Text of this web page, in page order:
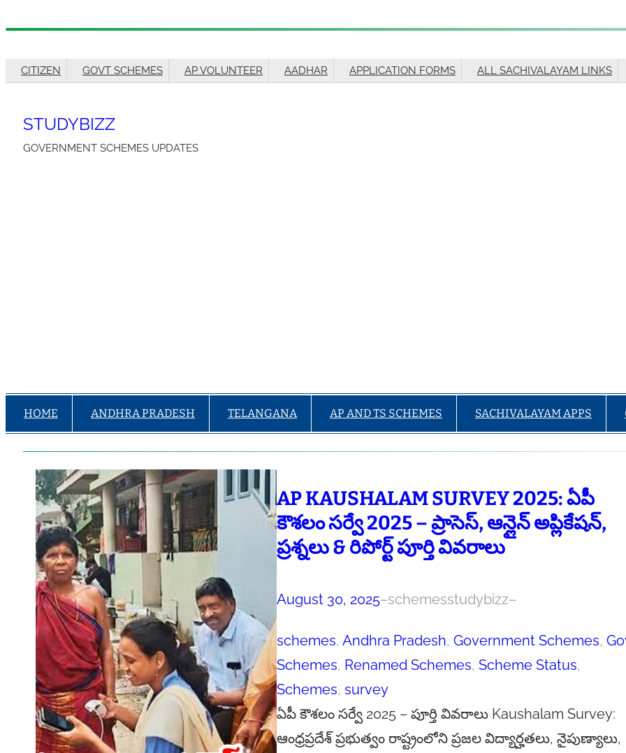
CITIZEN GOVT SCHEMES AP VOLUNTEER AADHAR APPLICATION FORMS ALL SACHIVALAYAM LINKS
STUDYBIZZ
GOVERNMENT SCHEMES UPDATES
HOME ANDHRA PRADESH TELANGANA AP AND TS SCHEMES SACHIVALAYAM APPS
AP KAUSHALAM SURVEY 2025: ఏపీ
కౌశలం సర్వే 2025 – ప్రాసెస్, ఆన్లైన్ అప్లికేషన్,
ప్రశ్నలు & రిపోర్ట్ పూర్తి వివరాలు
August 30, 2025–schemesstudybizz–
schemes, Andhra Pradesh, Government Schemes,
Schemes, Renamed Schemes, Scheme Status
Schemes, survey
ఏపీ కౌశలం సర్వే 2025 – పూర్తి వివరాలు Kaushalam Survey:
ఆంధ్రప్రదేశ్ ప్రభుత్వం రాష్ట్రంలోని ప్రజల విద్యార్హతలు, నైపుణ్యాలు,